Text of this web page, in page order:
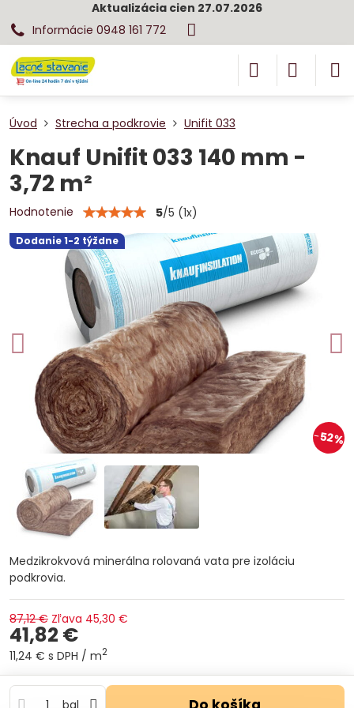
Aktualizácia cien 27.07.2026
Informácie 0948 161 772
Dodanie 1-2 týždne
52%
Úvod Strecha a podkrovie Unifit 033
Knauf Unifit 033 140 mm -
3,72 m²
Hodnotenie 5/5 (1x)
Medzikrokvová minerálna rolovaná vata pre izoláciu
podkrovia.
87,12 € Zľava 45,30 €
41,82 €
11,24 € s DPH / m2